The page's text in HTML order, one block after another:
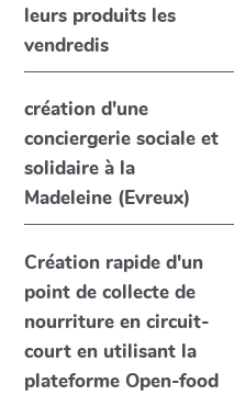
leurs produits les
vendredis
création d'une
conciergerie sociale et
solidaire à la
Madeleine (Evreux)
Création rapide d'un
point de collecte de
nourriture en circuit-
court en utilisant la
plateforme Open-food